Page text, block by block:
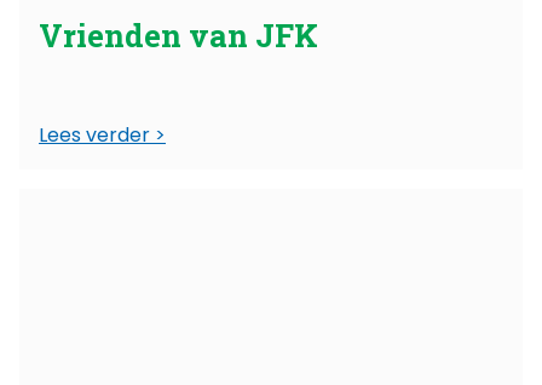
Vrienden van JFK
Lees verder